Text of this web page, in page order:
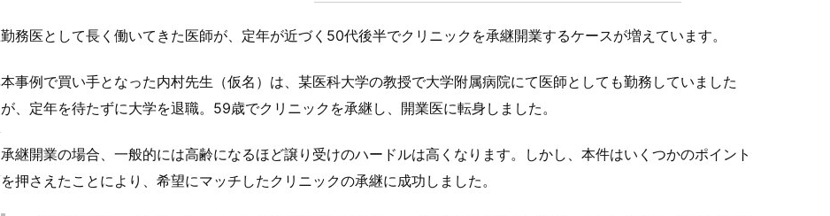
勤務医として長く働いてきた医師が、定年が近づく50代後半でクリニックを承継開業するケースが増えています。
本事例で買い手となった内村先生（仮名）は、某医科大学の教授で大学附属病院にて医師としても勤務していました
が、定年を待たずに大学を退職。59歳でクリニックを承継し、開業医に転身しました。
承継開業の場合、一般的には高齢になるほど譲り受けのハードルは高くなります。しかし、本件はいくつかのポイント
を押さえたことにより、希望にマッチしたクリニックの承継に成功しました。